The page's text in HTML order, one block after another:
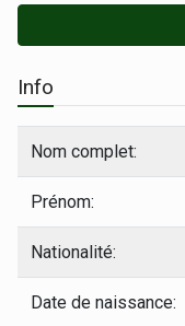
Info
Nom complet:
Prénom:
Nationalité:
Date de naissance: